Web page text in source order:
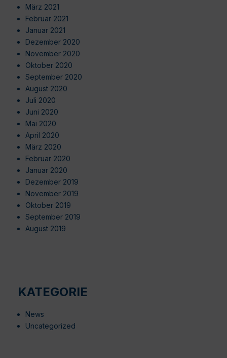
März 2021
Februar 2021
Januar 2021
Dezember 2020
November 2020
Oktober 2020
September 2020
August 2020
Juli 2020
Juni 2020
Mai 2020
April 2020
März 2020
Februar 2020
Januar 2020
Dezember 2019
November 2019
Oktober 2019
September 2019
August 2019
KATEGORIE
News
Uncategorized